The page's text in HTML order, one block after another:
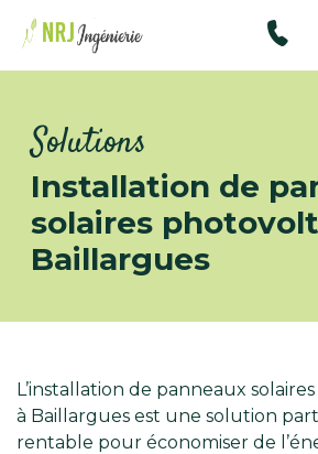
48434515
Solutions
Installation de
solaires
Baillargues
L’installation de panneaux
à Baillargues est une solution
rentable pour économiser de